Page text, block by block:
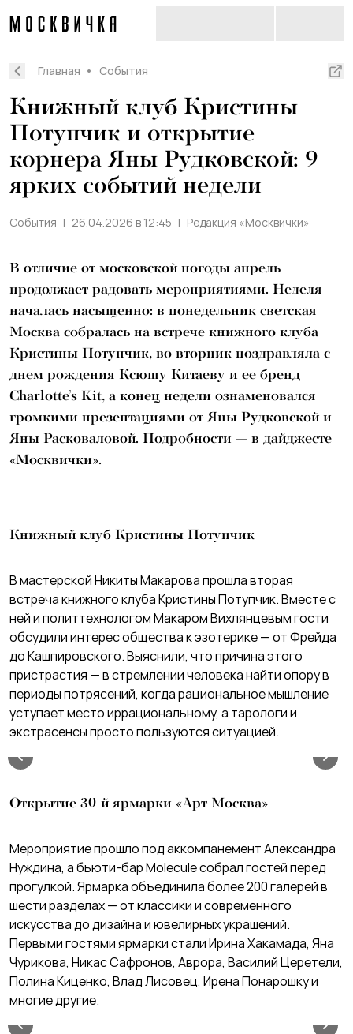
Главная События
Книжный клуб Кристины
Потупчик и открытие
корнера Яны Рудковской: 9
ярких событий недели
События 26.04.2026 в 12:45 Редакция «Москвички»
В отличие от московской погоды апрель
продолжает радовать мероприятиями. Неделя
началась насыщенно: в понедельник светская
Москва собралась на встрече книжного клуба
Кристины Потупчик, во вторник поздравляла с
днем рождения Ксюшу Китаеву и ее бренд
Charlotte’s Kit, а конец недели ознаменовался
громкими презентациями от Яны Рудковской и
Яны Расковаловой. Подробности — в дайджесте
«Москвички».
Книжный клуб Кристины Потупчик
В мастерской Никиты Макарова прошла вторая
встреча книжного клуба Кристины Потупчик. Вместе с
ней и политтехнологом Макаром Вихлянцевым гости
обсудили интерес общества к эзотерике — от Фрейда
до Кашпировского. Выяснили, что причина этого
пристрастия — в стремлении человека найти опору в
периоды потрясений, когда рациональное мышление
уступает место иррациональному, а тарологи и
экстрасенсы просто пользуются ситуацией.
Открытие 30-й ярмарки «Арт Москва»
Мероприятие прошло под аккомпанемент Александра
Нуждина, а бьюти-бар Molecule собрал гостей перед
прогулкой. Ярмарка объединила более 200 галерей в
шести разделах — от классики и современного
искусства до дизайна и ювелирных украшений.
Первыми гостями ярмарки стали Ирина Хакамада, Яна
Чурикова, Никас Сафронов, Аврора, Василий Церетели,
Полина Киценко, Влад Лисовец, Ирена Понарошку и
многие другие.